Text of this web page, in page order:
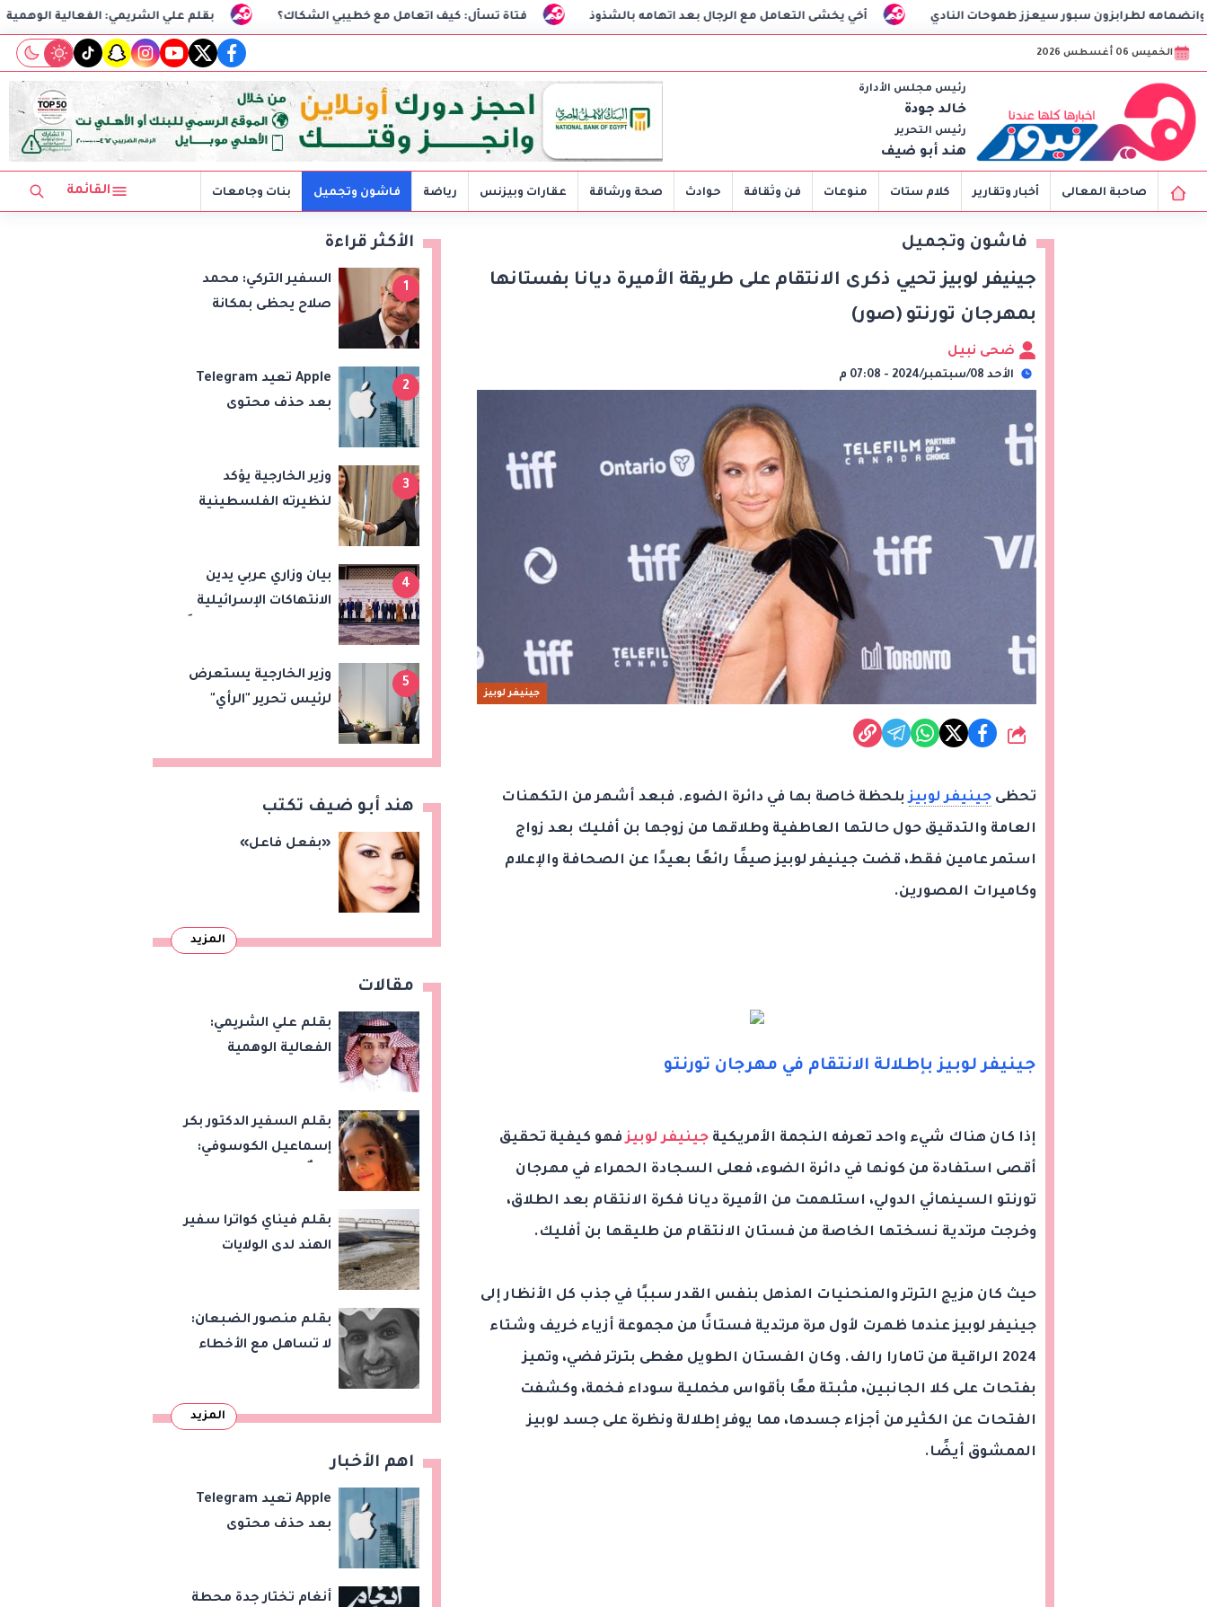
السفير بقلم علي الشريمي: الفعالية الوهمية فتاة تسأل: كيف اتعامل مع خطيبي الشكاك؟ أخي يخشى التعامل مع الرجال بعد اتهامه بالشذوذ سبور سيعزز طموحات النادي
الخميس 06 أغسطس 2026 facebook
twitter
youtube
instagram
snapchat
tiktok
رئيس مجلس الأدارة
خالد جودة
رئيس التحرير
هند أبو ضيف
صاحبة المعالى أخبار وتقارير كلام ستات منوعات فن وثقافة حوادث صحة ورشاقة عقارات وبيزنس رياضة فاشون وتجميل بنات وجامعات القائمة
فاشون وتجميل
جينيفر لوبيز تحيي ذكرى الانتقام على طريقة الأميرة ديانا بفستانها
بمهرجان تورنتو (صور)
ضحى نبيل
الأحد 08/سبتمبر/2024 - 07:08 م
جينيفر لوبيز
شارك
تحظى جينيفر لوبيزبلحظة خاصة بها في دائرة الضوء. فبعد أشهر من التكهنات
العامة والتدقيق حول حالتها العاطفية وطلاقها من زوجها بن أفليك بعد زواج
استمر عامين فقط، قضت جينيفر لوبيز صيفًا رائعًا بعيدًا عن الصحافة والإعلام
وكاميرات المصورين.
جينيفر لوبيز بإطلالة الانتقام في مهرجان تورنتو
إذا كان هناك شيء واحد تعرفه النجمة الأمريكية جينيفر لوبيزفهو كيفية تحقيق
أقصى استفادة من كونها في دائرة الضوء، فعلى السجادة الحمراء في مهرجان
تورنتو السينمائي الدولي، استلهمت من الأميرة ديانا فكرة الانتقام بعد الطلاق،
وخرجت مرتدية نسختها الخاصة من فستان الانتقام من طليقها بن أفليك.
حيث كان مزيج الترتر والمنحنيات المذهل بنفس القدر سببًا في جذب كل الأنظار إلى
جينيفر لوبيز عندما ظهرت لأول مرة مرتدية فستانًا من مجموعة أزياء خريف وشتاء
2024 الراقية من تامارا رالف. وكان الفستان الطويل مغطى بترتر فضي، وتميز
بفتحات على كلا الجانبين، مثبتة معًا بأقواس مخملية سوداء فخمة، وكشفت
الفتحات عن الكثير من أجزاء جسدها، مما يوفر إطلالة ونظرة على جسد لوبيز
الممشوق أيضًا.
الأكثر قراءة
1
السفير التركي: محمد
صلاح يحظى بمكانة
سبور سيعزز طموحات
النادي
2
Apple تعيد Telegram
بعد حذف محتوى
3
وزير الخارجية يؤكد
لنظيرته الفلسطينية
الدولة الفلسطينية
4
بيان وزاري عربي يدين
الانتهاكات الإسرائيلية
ودعم الدولة
الفلسطينية
5
وزير الخارجية يستعرض
لرئيس تحرير "الرأي"
هند أبو ضيف تكتب
«بفعل فاعل»
المزيد
مقالات
بقلم علي الشريمي:
الفعالية الوهمية
بقلم السفير الدكتور بكر
إسماعيل الكوسوفي:
بقلم فيناي كواترا سفير
الهند لدى الولايات
وقت طويل من تعليق
الهند العمل بها
بقلم منصور الضبعان:
لا تساهل مع الأخطاء
المزيد
اهم الأخبار
Apple تعيد Telegram
بعد حذف محتوى
أنغام تختار جدة محطة